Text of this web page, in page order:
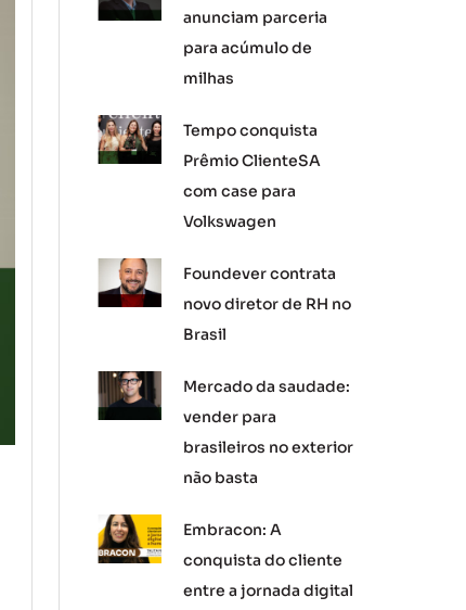
anunciam parceria
para acúmulo de
milhas
Tempo conquista
Prêmio ClienteSA
com case para
Volkswagen
Foundever contrata
novo diretor de RH no
Brasil
Mercado da saudade:
vender para
brasileiros no exterior
não basta
Embracon: A
conquista do cliente
entre a jornada digital